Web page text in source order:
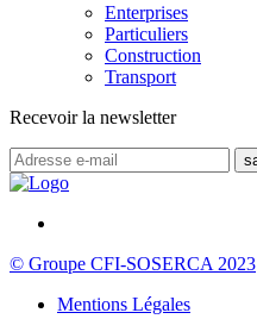
Enterprises
Particuliers
Construction
Transport
Recevoir la newsletter
© Groupe CFI-SOSERCA 2023
Mentions Légales